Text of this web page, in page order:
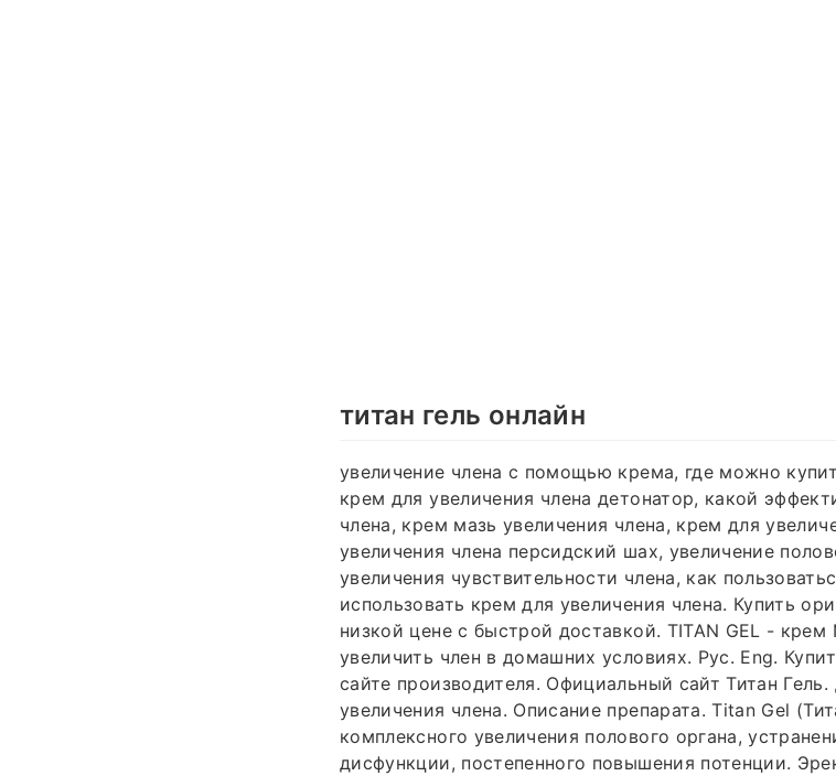
титан гель онлайн
увеличение члена с помощью крема, где можно
крем для увеличения члена детонатор, какой
члена, крем мазь увеличения члена, крем для
увеличения члена персидский шах, увеличение
увеличения чувствительности члена, как
использовать крем для увеличения члена. Купить
низкой цене с быстрой доставкой. TITAN GEL -
увеличить член в домашних условиях. Рус. Eng.
сайте производителя. Официальный сайт Титан
увеличения члена. Описание препарата. Titan Gel
комплексного увеличения полового органа,
дисфункции, постепенного повышения потенции.